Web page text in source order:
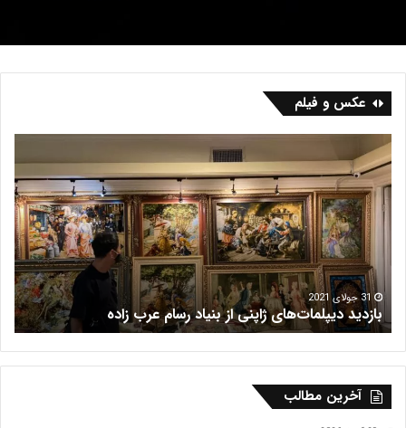
عکس و فیلم
ر
ش
ه
ر
ی
س
16 جولای 2021
فرش هریس
آخرین مطالب